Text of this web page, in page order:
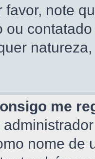
favor, note
ou
me
nome de